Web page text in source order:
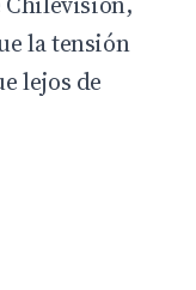
la tensión
lejos de